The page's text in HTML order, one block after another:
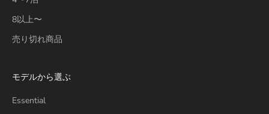
8以上〜
売り切れ商品
モデルから選ぶ
Essential